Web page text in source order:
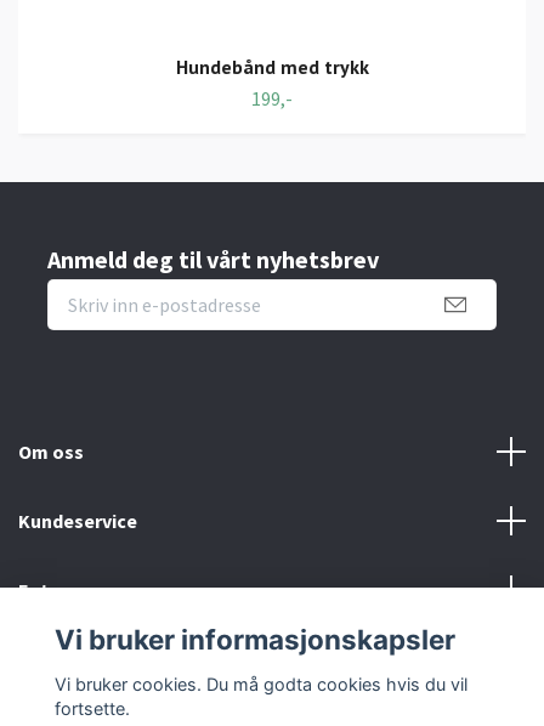
Hundebånd med trykk
199,-
Anmeld deg til vårt nyhetsbrev
Om oss
Kundeservice
Fotmeny
Sosiale medier
Vi bruker informasjonskapsler
Vi bruker cookies. Du må godta cookies hvis du vil
fortsette.